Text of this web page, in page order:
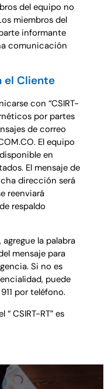
del equipo no
miembros del
informante
comunicación
el Cliente
con “CSIRT-
por partes
de correo
El equipo
en
El mensaje de
dirección será
reenviará
respaldo
la palabra
mensaje para
Si no es
puede
por teléfono.
CSIRT-RT” es